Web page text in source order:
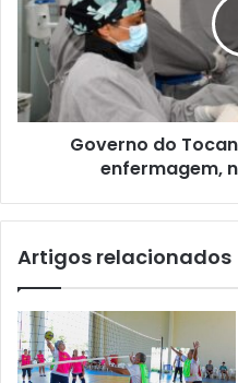
Governo do
enfermagem,
Artigos relacionados